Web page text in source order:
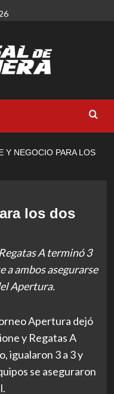
Y NEGOCIO PARA LOS
los dos
A terminó 3
a ambos asegurarse
Apertura.
Apertura dejó
y Regatas A
igualaron 3 a 3 y
se aseguraron